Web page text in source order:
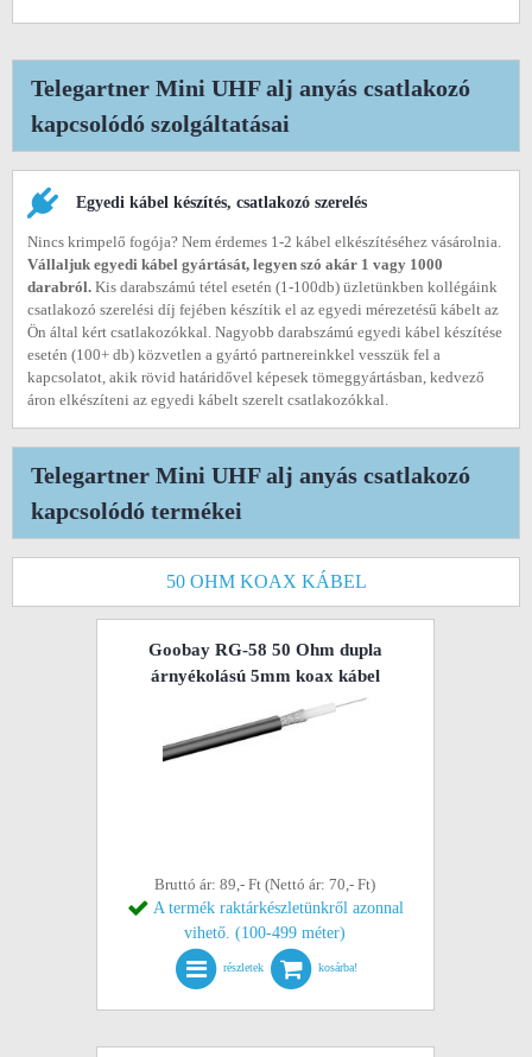
Telegartner Mini UHF alj anyás csatlakozó
kapcsolódó szolgáltatásai
Egyedi kábel készítés, csatlakozó szerelés
Nincs krimpelő fogója? Nem érdemes 1-2 kábel elkészítéséhez vásárolnia.
Vállaljuk egyedi kábel gyártását, legyen szó akár 1 vagy 1000
darabról. Kis darabszámú tétel esetén (1-100db) üzletünkben kollégáink
csatlakozó szerelési díj fejében készítik el az egyedi mérezetésű kábelt az
Ön által kért csatlakozókkal. Nagyobb darabszámú egyedi kábel készítése
esetén (100+ db) közvetlen a gyártó partnereinkkel vesszük fel a
kapcsolatot, akik rövid határidővel képesek tömeggyártásban, kedvező
áron elkészíteni az egyedi kábelt szerelt csatlakozókkal.
Telegartner Mini UHF alj anyás csatlakozó
kapcsolódó termékei
50 OHM KOAX KÁBEL
Goobay RG-58 50 Ohm dupla
árnyékolású 5mm koax kábel
Bruttó ár: 89,- Ft (Nettó ár: 70,- Ft)
A termék raktárkészletünkről azonnal
vihető. (100-499 méter)
részletek kosárba!